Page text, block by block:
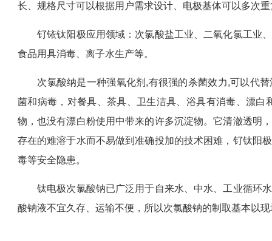
长、规格尺寸可以根据用户需求设计、电极基体可以多次
钌铱钛阳极应用领域：次氯酸盐工业、二氧化氯工业、
食品用具消毒、离子水生产等。
次氯酸纳是一种强氧化剂,有很强的杀菌效力,可以代替
菌和病毒，对餐具、茶具、卫生洁具、浴具有消毒、漂
物，也没有漂白粉使用中带来的许多沉淀物。它清澈透明
存在的难溶于水而不易做到准确投加的技术困难，钌钛阳
毒等安全隐患。
钛电极次氯酸钠已广泛用于自来水、中水、工业循环水
酸钠液不宜久存、运输不便，所以次氯酸钠的制取基本以